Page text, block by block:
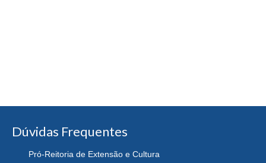
Dúvidas Frequentes
Pró-Reitoria de Extensão e Cultura